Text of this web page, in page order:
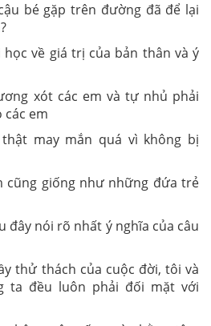
bé gặp trên đường đã để lại
về giá trị của bản thân và ý
xót các em và tự nhủ phải
các em
may mắn quá vì không bị
cũng giống như những đứa trẻ
đây nói rõ nhất ý nghĩa của câu
thử thách của cuộc đời, tôi và
ta đều luôn phải đối mặt với